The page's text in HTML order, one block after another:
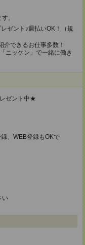
。
ゼント♪週払いOK！（規
できるお仕事多数！
ニッケン」で一緒に働き
ゼント中★
、WEB登録もOKで
い